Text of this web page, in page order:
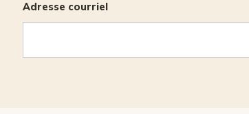
Adresse courriel